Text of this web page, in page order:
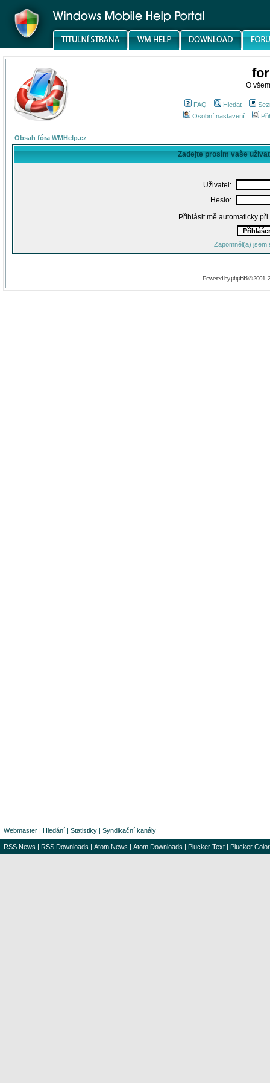
O
FAQ Hledat
Osobní nastavení
Obsah fóra WMHelp.cz
Zadejte prosím vaše
Uživatel:
Heslo:
Přihlásit mě automaticky
Zapomněl(a) jsem
Powered byphpBB© 2001,
Webmaster | Hledání | Statistiky | Syndikační kanály
RSS News | RSS Downloads | Atom News | Atom Downloads | Plucker Text | Plucker Color